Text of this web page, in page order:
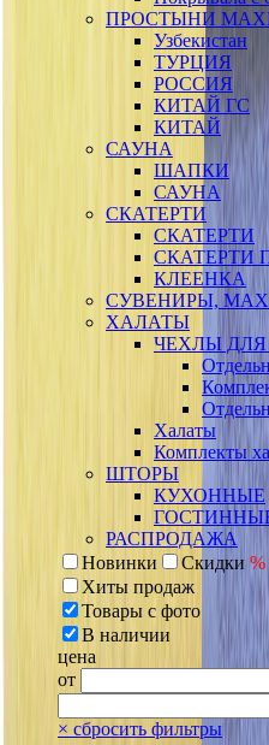
ПРОСТЫНИ
Узбекистан
ТУРЦИЯ
РОССИЯ
КИТАЙ ГС
КИТАЙ
САУНА
ШАПКИ
САУНА
СКАТЕРТИ
СКАТЕРТИ
СКАТЕРТИ
КЛЕЕНКА
СУВЕНИРЫ,
ХАЛАТЫ
ЧЕХЛЫ
Халаты
Комплекты
ШТОРЫ
КУХОННЫЕ
РАСПРОДАЖА
Новинки
Скидки %
Хиты продаж
Товары с фото
В наличии
цена
от
× сбросить фильтры